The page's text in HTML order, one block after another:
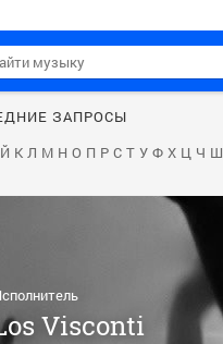
ЗАПРОСЫ
Й К Л М Н О П Р С Т У Ф Х Ц Ч Ш
Visconti